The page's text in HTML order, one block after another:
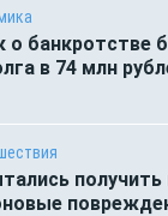
о банкротстве
в 74 млн